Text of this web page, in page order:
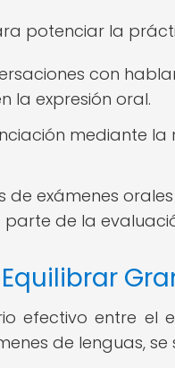
potenciar la
con
la expresión oral.
mediante la
de exámenes
parte de la
efectivo entre
de lenguas, se